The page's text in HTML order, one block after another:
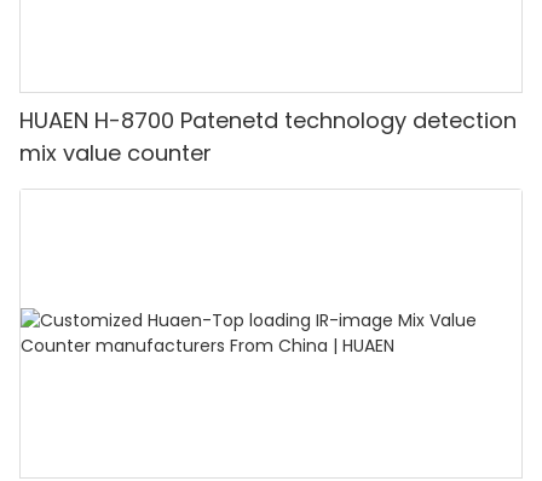
HUAEN H-8700 Patenetd technology detection
mix value counter